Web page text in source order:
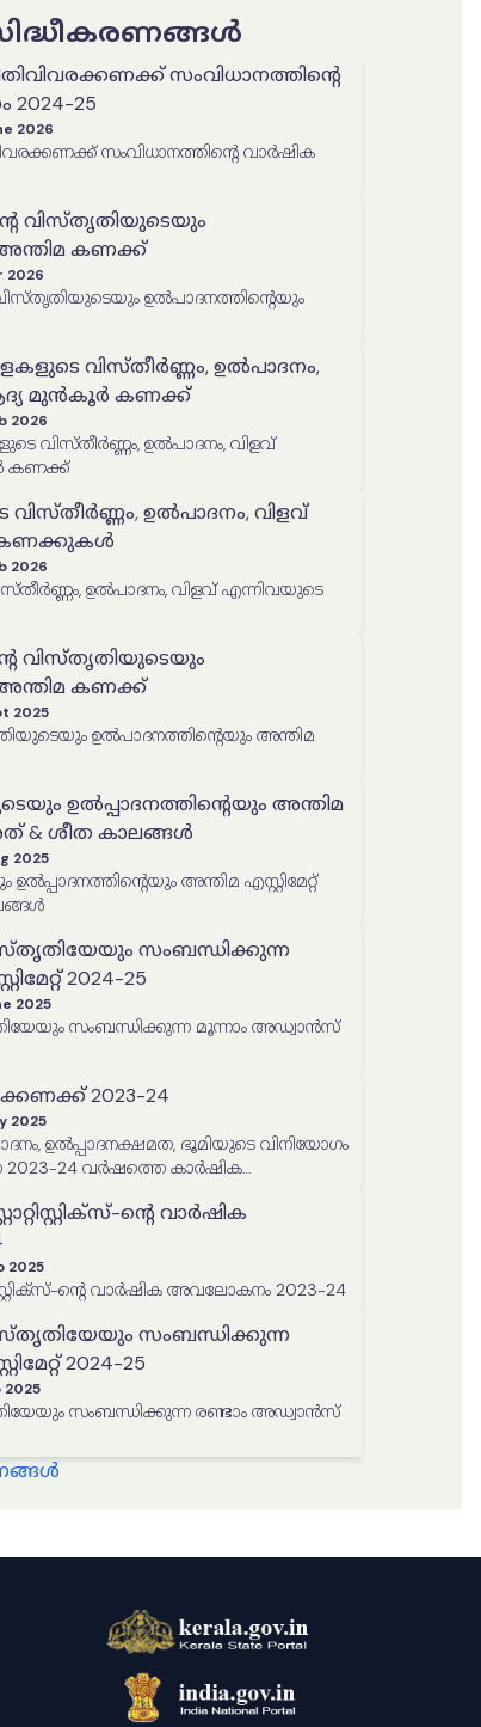
സംവിധാനത്തിൻ്റെ
25
2026
സംവിധാനത്തിൻ്റെ വാർഷിക
വിസ്തൃതിയുടെയും
കണക്ക്
2026
വിസ്തീർണ്ണം, ഉൽപാദനം,
മുൻകൂർ കണക്ക്
2026
വിസ്തീർണ്ണം, ഉൽപാദനം, വിളവ്
കണക്ക്
വിസ്തീർണ്ണം, ഉൽപാദനം, വിളവ്
കണക്കുകൾ
2026
ഉൽപാദനം, വിളവ് എന്നിവയുടെ
വിസ്തൃതിയുടെയും
കണക്ക്
2025
ഉൽപ്പാദനത്തിൻ്റെയും അന്തിമ
& ശീത കാലങ്ങൾ
2025
അന്തിമ എസ്റ്റിമേറ്റ്
സംബന്ധിക്കുന്ന
2024-25
2025
സംബന്ധിക്കുന്ന മൂന്നാം അഡ്വാൻസ്
2023-24
2025
ഉൽപ്പാദനക്ഷമത, ഭൂമിയുടെ വിനിയോഗം
24 വർഷത്തെ കാർഷിക
ന്റെ വാർഷിക
2025
ന്റെ വാർഷിക അവലോകനം 2023-24
സംബന്ധിക്കുന്ന
2024-25
2025
സംബന്ധിക്കുന്ന രണ്ടാം അഡ്വാൻസ്